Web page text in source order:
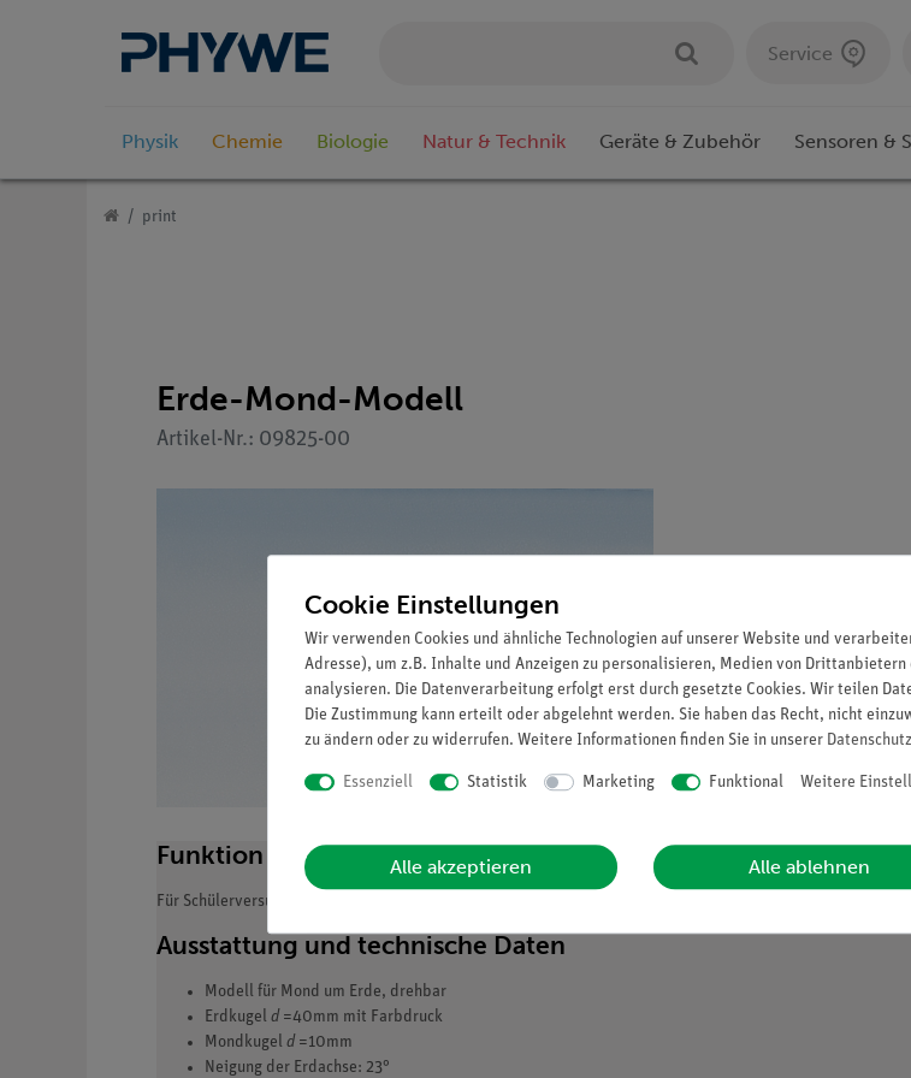
Service
Physik Chemie Biologie Natur & Technik Geräte & Zubehör Sensoren &
print
Erde-Mond-Modell
Artikel-Nr.: 09825-00
Funktion und Verwendung
Für Schülerversuche mit der optischen Stativbank.
Ausstattung und technische Daten
Modell für Mond um Erde, drehbar
Erdkugel d =40mm mit Farbdruck
Mondkugel d =10mm
Neigung der Erdachse: 23°
Cookie Einstellungen
Wir verwenden Cookies und ähnliche Technologien auf unserer Website und
Adresse), um z.B. Inhalte und Anzeigen zu personalisieren, Medien von
analysieren. Die Datenverarbeitung erfolgt erst durch gesetzte Cookies. Wir teilen
Die Zustimmung kann erteilt oder abgelehnt werden. Sie haben das Recht, nicht
zu ändern oder zu widerrufen. Weitere Informationen finden Sie in unserer
Essenziell Statistik Marketing Funktional Weitere
Alle akzeptieren Alle ablehnen